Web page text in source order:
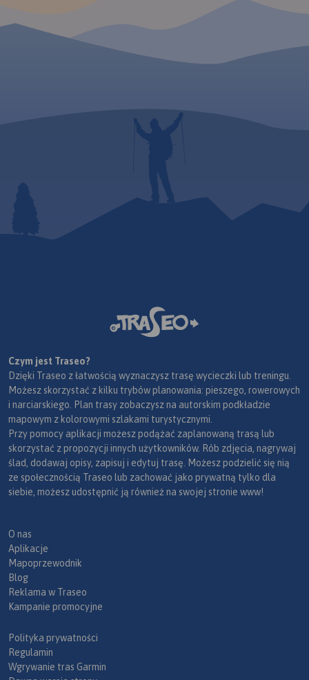
Czym jest Traseo?
Dzięki Traseo z łatwością wyznaczysz trasę wycieczki lub treningu.
Możesz skorzystać z kilku trybów planowania: pieszego, rowerowych
i narciarskiego. Plan trasy zobaczysz na autorskim podkładzie
mapowym z kolorowymi szlakami turystycznymi.
Przy pomocy aplikacji możesz podążać zaplanowaną trasą lub
skorzystać z propozycji innych użytkowników. Rób zdjęcia, nagrywaj
ślad, dodawaj opisy, zapisuj i edytuj trasę. Możesz podzielić się nią
ze społecznością Traseo lub zachować jako prywatną tylko dla
siebie, możesz udostępnić ją również na swojej stronie www!
O nas
Aplikacje
Mapoprzewodnik
Blog
Reklama w Traseo
Kampanie promocyjne
Polityka prywatności
Regulamin
Wgrywanie tras Garmin